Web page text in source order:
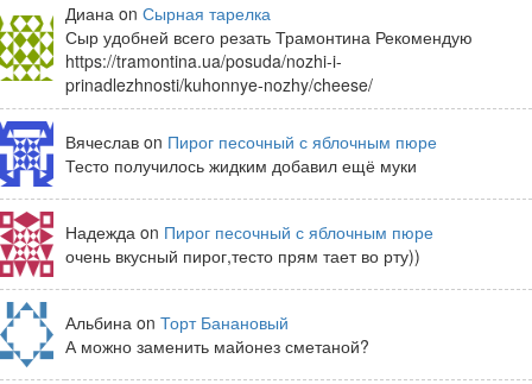
Диана on Сырная тарелка
Сыр удобней всего резать Трамонтина Рекомендую
https://tramontina.ua/posuda/nozhi-i-
prinadlezhnosti/kuhonnye-nozhy/cheese/
Вячеслав on Пирог песочный с яблочным пюре
Тесто получилось жидким добавил ещё муки
Надежда on Пирог песочный с яблочным пюре
очень вкусный пирог,тесто прям тает во рту))
Альбина on Торт Банановый
А можно заменить майонез сметаной?